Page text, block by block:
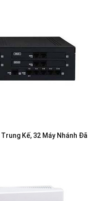
Kế, 32 Máy Nhánh Đã